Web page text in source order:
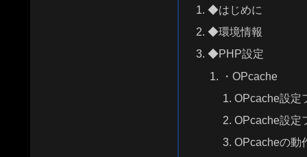
◆はじめに
◆環境情報
◆PHP設定
・OPcache
OPcache設定
OPcache設定
OPcacheの動